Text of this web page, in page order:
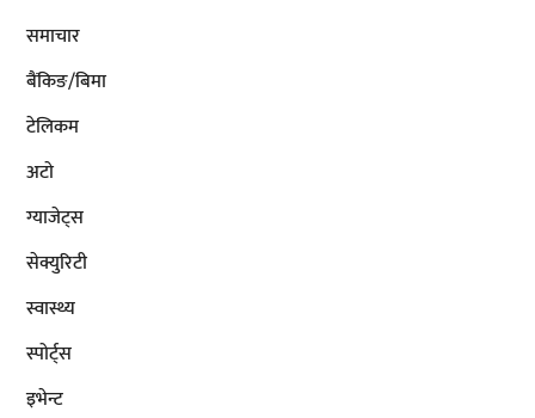
समाचार
बैंकिङ/बिमा
टेलिकम
अटाे
ग्याजेट्स
सेक्युरिटी
स्वास्थ्य
स्पोर्ट्स
इभेन्ट